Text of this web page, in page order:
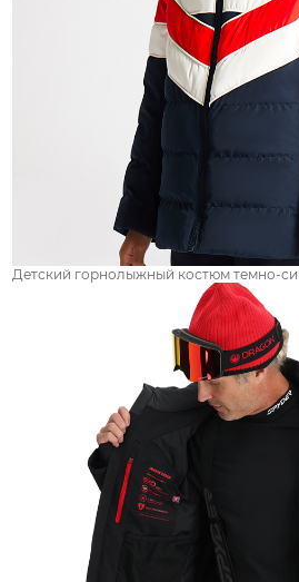
Детский горнолыжный костюм темно-